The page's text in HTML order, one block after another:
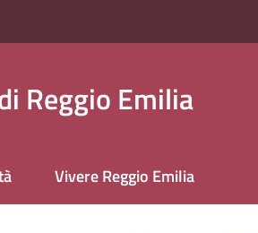
Reggio Emilia
Vivere Reggio Emilia